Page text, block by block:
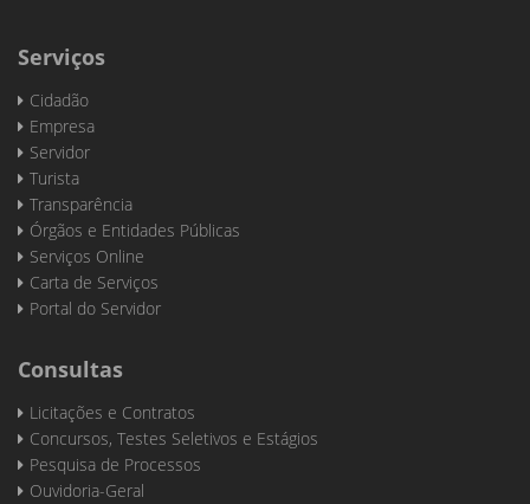
Serviços
Cidadão
Empresa
Servidor
Turista
Transparência
Órgãos e Entidades Públicas
Serviços Online
Carta de Serviços
Portal do Servidor
Consultas
Licitações e Contratos
Concursos, Testes Seletivos e Estágios
Pesquisa de Processos
Ouvidoria-Geral